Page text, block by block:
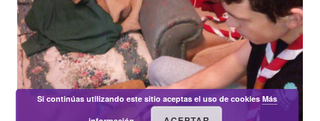
Si continúas utilizando este sitio aceptas el uso de cookiesMás